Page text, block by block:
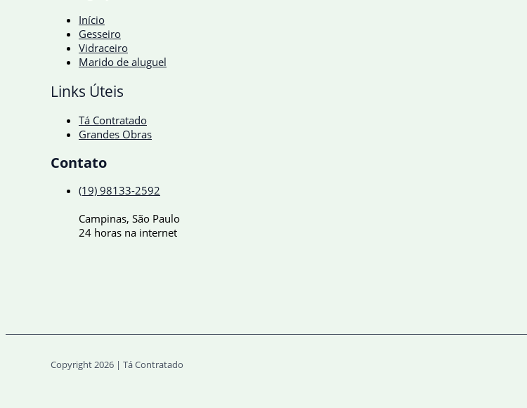
Início
Gesseiro
Vidraceiro
Marido de aluguel
Links Úteis
Tá Contratado
Grandes Obras
Contato
(19) 98133-2592
Campinas, São Paulo
24 horas na internet
Copyright 2026 | Tá Contratado